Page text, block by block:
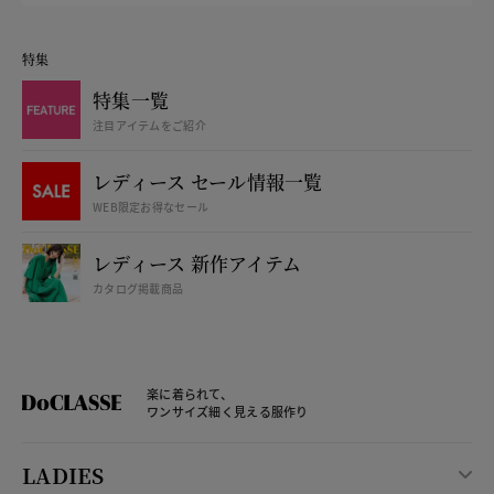
特集
特集一覧
注目アイテムをご紹介
レディース セール情報一覧
WEB限定お得なセール
レディース 新作アイテム
カタログ掲載商品
楽に着られて、
ワンサイズ細く見える服作り
LADIES